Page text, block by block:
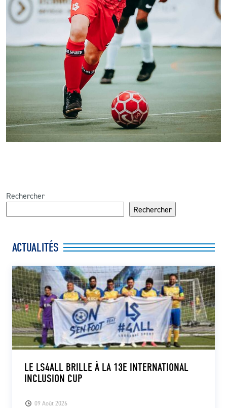
Rechercher
Rechercher
ACTUALITÉS
09 Août 2026
LE LS4ALL BRILLE À LA 13E INTERNATIONAL
INCLUSION CUP